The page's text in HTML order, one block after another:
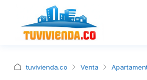
tuvivienda.co Venta